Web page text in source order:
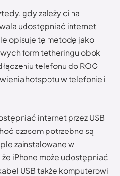
gdy zależy ci na
udostępniać internet
opisuje tę metodę jako
form tetheringu obok
telefonu do ROG
hotspotu w telefonie i
internet przez USB
czasem potrzebne są
zainstalowane w
iPhone może udostępniać
USB także komputerowi